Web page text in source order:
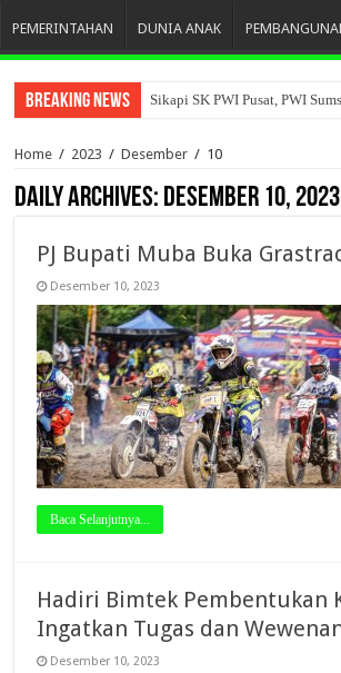
PEMERINTAHAN DUNIA ANAK
Breaking News Sikapi SK PWI Pusat, PWI
Home / 2023 / Desember / 10
Daily Archives: Desember 10, 2023
PJ Bupati Muba Buka
Desember 10, 2023
Baca Selanjutnya...
Hadiri Bimtek Pembentukan
Ingatkan Tugas dan
Desember 10, 2023